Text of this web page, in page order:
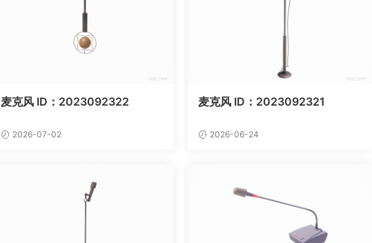
麦克风 ID：2023092322
2026-07-02
麦克风 ID：2023092321
2026-06-24